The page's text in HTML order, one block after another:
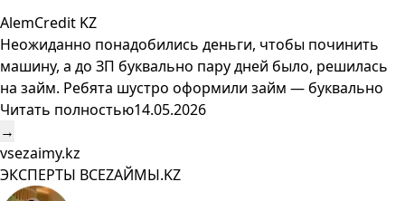
AlemCredit KZ
Неожиданно понадобились деньги, чтобы починить
машину, а до ЗП буквально пару дней было, решилась
на займ. Ребята шустро оформили займ — буквально
Читать полностью14.05.2026
→
vsezaimy.kz
ЭКСПЕРТЫ ВСЕZAЙМЫ.KZ